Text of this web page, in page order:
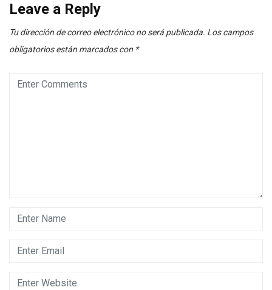
Leave a Reply
Tu dirección de correo electrónico no será publicada. Los campos
obligatorios están marcados con *